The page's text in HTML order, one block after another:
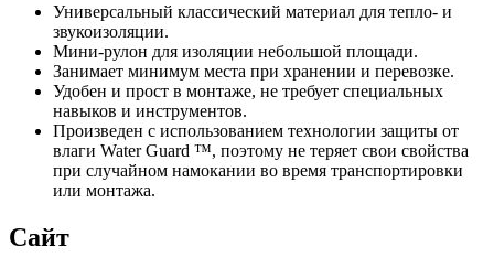
Универсальный классический материал для тепло- и
звукоизоляции.
Мини-рулон для изоляции небольшой площади.
Занимает минимум места при хранении и перевозке.
Удобен и прост в монтаже, не требует специальных
навыков и инструментов.
Произведен с использованием технологии защиты от
влаги Water Guard ™, поэтому не теряет свои свойства
при случайном намокании во время транспортировки
или монтажа.
Сайт